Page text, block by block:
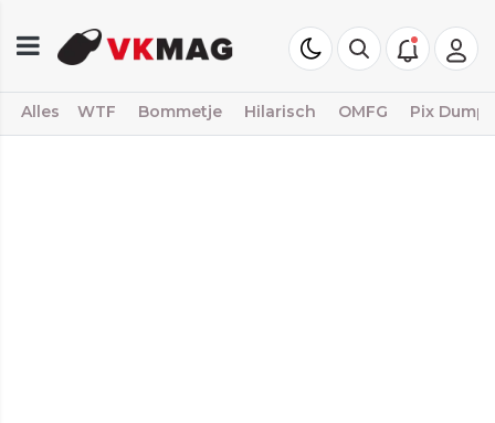
Alles WTF Bommetje Hilarisch OMFG Pix Dump